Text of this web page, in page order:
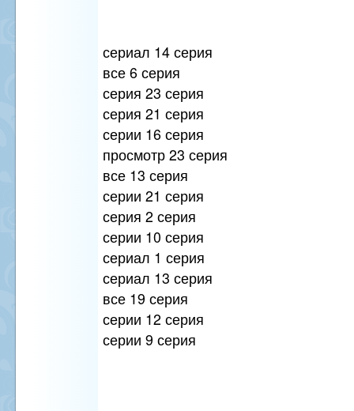
сериал 14 серия
все 6 серия
серия 23 серия
серия 21 серия
серии 16 серия
просмотр 23 серия
все 13 серия
серии 21 серия
серия 2 серия
серии 10 серия
сериал 1 серия
сериал 13 серия
все 19 серия
серии 12 серия
серии 9 серия